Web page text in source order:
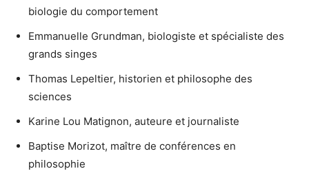
biologie du comportement
Emmanuelle Grundman, biologiste et spécialiste des
grands singes
Thomas Lepeltier, historien et philosophe des
sciences
Karine Lou Matignon, auteure et journaliste
Baptise Morizot, maître de conférences en
philosophie